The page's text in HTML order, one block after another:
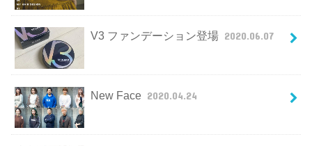
V3 ファンデーション登場 2020.06.07
New Face 2020.04.24